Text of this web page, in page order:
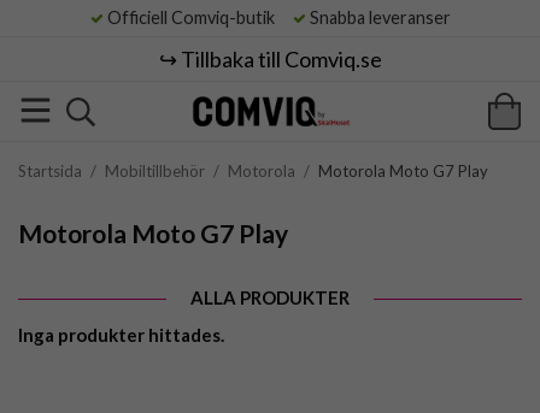
Officiell Comviq-butik Snabba leveranser
↪️ Tillbaka till Comviq.se
Startsida / Mobiltillbehör / Motorola / Motorola Moto G7 Play
Motorola Moto G7 Play
ALLA PRODUKTER
Inga produkter hittades.